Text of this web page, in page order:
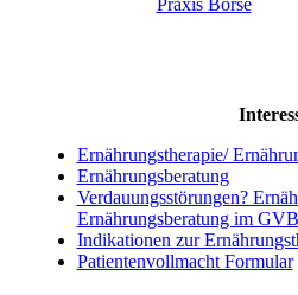
Praxis Börse
Ernährungstherapie/
Ernährungsberatung
Verdauungsstörungen?
Ernährungsberatung im GVB
Indikationen zur
Patientenvollmacht Formular